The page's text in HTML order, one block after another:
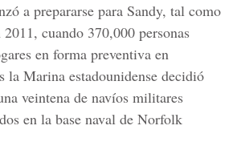
a prepararse para Sandy, tal como
cuando 370,000 personas
en forma preventiva en
la Marina estadounidense decidió
veintena de navíos militares
en la base naval de Norfolk